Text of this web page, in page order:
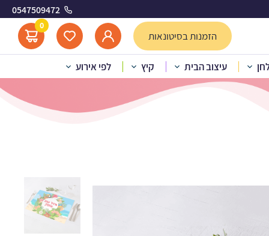
0547509472
הזמנות בסיטונאות
0
עיצוב הבית קיץ לפי אירוע
1
1